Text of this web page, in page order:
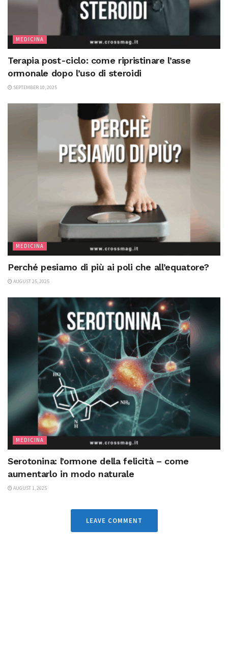
MEDICINA
Terapia post-ciclo: come ripristinare l’asse
ormonale dopo l’uso di steroidi
SEPTEMBER 10, 2025
MEDICINA
Perché pesiamo di più ai poli che all’equatore?
AUGUST 25, 2025
MEDICINA
Serotonina: l’ormone della felicità – come
aumentarlo in modo naturale
AUGUST 1, 2025
LEAVE COMMENT